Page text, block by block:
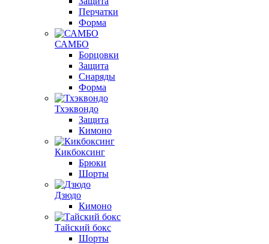
Перчатки
Форма
САМБО
Борцовки
Защита
Снаряды
Форма
Тхэквондо
Защита
Кимоно
Кикбоксинг
Брюки
Шорты
Дзюдо
Кимоно
Тайский бокс
Шорты